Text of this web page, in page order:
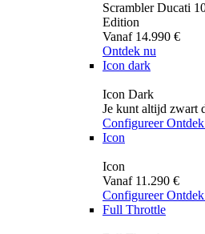
Scrambler Ducati
Edition
Vanaf 14.990 €
Ontdek nu
Icon dark
Icon Dark
Je kunt altijd zwart
Configureer
Icon
Icon
Vanaf 11.290 €
Configureer
Full Throttle